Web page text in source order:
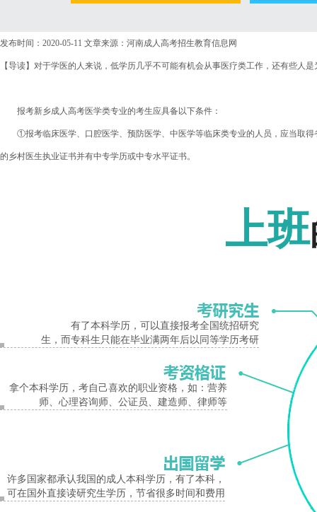
报名条件
入学考试
考试时间
发布时间：2020-05-11 文章来源：河南成人高考招生教育信息网
【导读】对于学医的人来说，低学历几乎不可能有机会从事医疗类工作，还有些
报考新乡成人高考医学类专业的考生应具备以下条件：
①报考临床医学、口腔医学、预防医学、中医学等临床类专业的人员，应当取得
的乡村医生执业证书并有中专学历或中专水平证书。
2020年新乡成人高考医学类专业报名条件。温馨提示：考生在报名时必须提交准
上班
有了本科学历，可以直接报考全国统招研究
生，而专科生只能在毕业满两年后以同等学历考研
拿个本科学历，考自己喜欢的职业资格，如：营养
师、心理咨询师、公证员、建造师、律师等
许多国家都承认我国的成人本科学历，有了本科，
可在国外直接读研究生学历，节省很多时间和费用